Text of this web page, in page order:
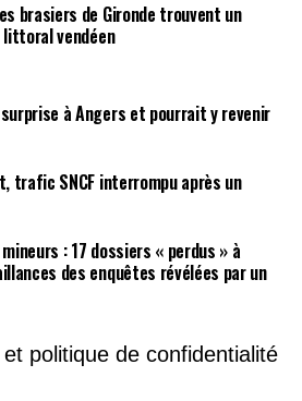
brasiers de Gironde trouvent un
vendéen
surprise à Angers et pourrait y revenir
trafic SNCF interrompu après un
: 17 dossiers « perdus » à
des enquêtes révélées par un
politique de confidentialité